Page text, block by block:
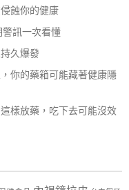
蝕你的健康
警訊一次看懂
久爆發
你的藥箱可能藏著健康隱
樣放藥，吃下去可能沒效